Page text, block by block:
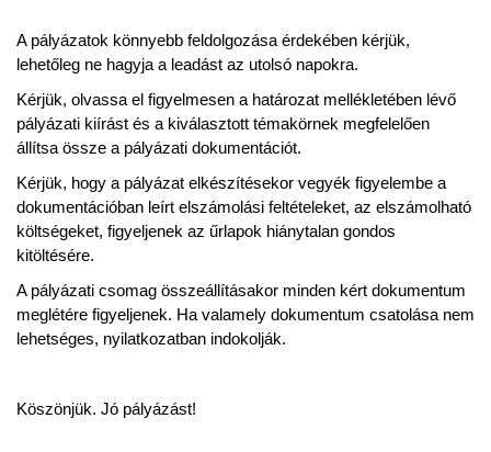
A pályázatok könnyebb feldolgozása érdekében kérjük,
lehetőleg ne hagyja a leadást az utolsó napokra.
Kérjük, olvassa el figyelmesen a határozat mellékletében lévő
pályázati kiírást és a kiválasztott témakörnek megfelelően
állítsa össze a pályázati dokumentációt.
Kérjük, hogy a pályázat elkészítésekor vegyék figyelembe a
dokumentációban leírt elszámolási feltételeket, az elszámolható
költségeket, figyeljenek az űrlapok hiánytalan gondos
kitöltésére.
A pályázati csomag összeállításakor minden kért dokumentum
meglétére figyeljenek. Ha valamely dokumentum csatolása nem
lehetséges, nyilatkozatban indokolják.
Köszönjük. Jó pályázást!